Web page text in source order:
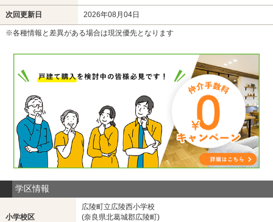
次回更新日 2026年08月04日
※各種情報と差異がある場合は現況優先となります
学区情報
小学校区
広陵町立広陵西小学校
(奈良県北葛城郡広陵町)